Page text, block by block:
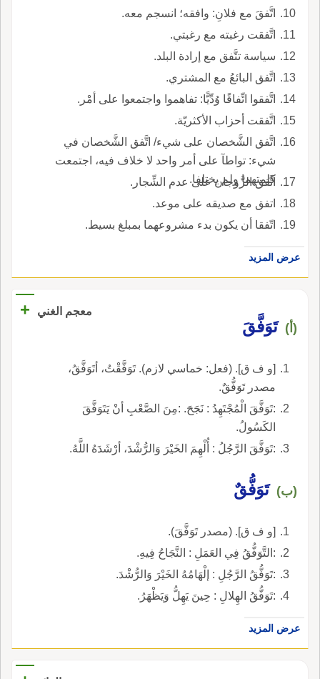
اتَّفقَ مع فلانِ: وافقه؛ انسجم معه.
اتَّفقت رغبته مع رغبتي.
سياسة تتَّفق مع إرادة البلد.
اتَّفق البائعُ مع المشتري.
اتَّفقوا اتِّفاقًا وُدِّيًّا: تفاهموا واجتمعوا على أمْر.
اتَّفقت أحزاب الأكثريّة.
اتَّفق الشَّخصان على شيء/ اتَّفق الشَّخصان في
شيء: تواطآ على أمر واحد لا خلاف فيه، اجتمعت
كلمتهما ولم يختلفا.
اتَّفق الزَّوجان على عدم الشِّجار.
اتفق مع صديقه على موعد.
اتّفقا أن يكون بدء مشروعهما بمبلغ بسيط.
عرض المزيد
معجم الغني +
(أ) تَوَفَّقَ
[و ف ق]. (فعل: خماسي لازم). تَوَفَّقْتُ، أتَوَفَّقُ،
مصدر تَوَفُّقٌ.
:تَوَفَّقَ الْمُجْتَهِدُ : نَجَحَ. :مِنَ الصَّعْبِ أنْ يَتَوَفَّقَ
الكَسُولُ.
:تَوَفَّقَ الرَّجُلُ : أُلْهِمَ الخَيْرَ وَالرُّشْدَ، أرْشَدَهُ اللَّهُ.
(ب) تَوَفُّقٌ
[و ف ق]. (مصدر تَوَفَّقَ).
:التَّوَفُّقُ فِي العَمَلِ : النَّجَاحُ فِيهِ.
:تَوَفُّقُ الرَّجُلِ : إلْهَامُهُ الخَيْرَ وَالرُّشْدَ.
:تَوَفُّقُ الهِلالِ : حِينَ يَهِلُّ وَيَظْهَرُ.
عرض المزيد